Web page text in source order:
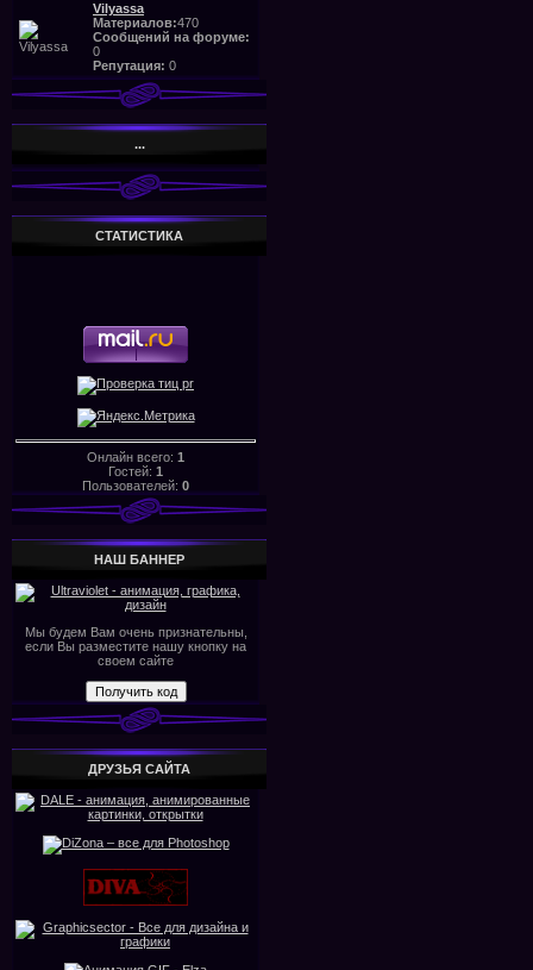
Vilyassa
Материалов:470
Сообщений на форуме:
0
Репутация: 0
...
СТАТИСТИКА
Онлайн всего: 1
Гостей: 1
Пользователей: 0
НАШ БАHHЕР
Мы будем Вам очень признательны,
если Вы разместите нашу кнопку на
своем сайте
ДРУЗЬЯ САЙТА